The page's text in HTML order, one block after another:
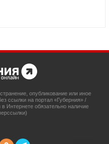
опубликование или иное
ссылки на портал «Губерния» /
Интернете обязательно наличие